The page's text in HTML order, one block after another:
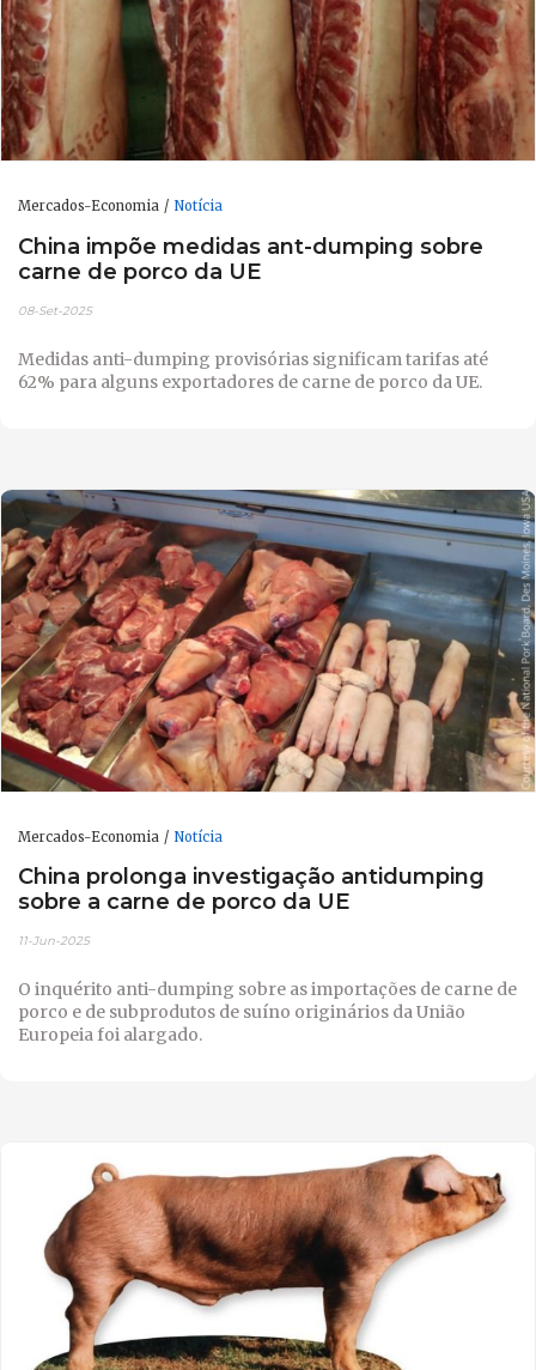
Mercados-Economia Notícia
China impõe medidas ant-dumping sobre
carne de porco da UE
08-Set-2025
Medidas anti-dumping provisórias significam tarifas até
62% para alguns exportadores de carne de porco da UE.
Mercados-Economia Notícia
China prolonga investigação antidumping
sobre a carne de porco da UE
11-Jun-2025
O inquérito anti-dumping sobre as importações de carne de
porco e de subprodutos de suíno originários da União
Europeia foi alargado.